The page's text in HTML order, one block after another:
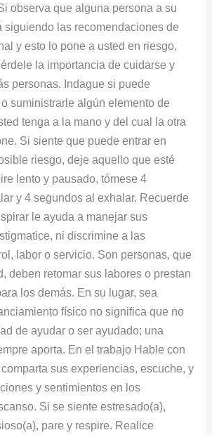
observa que alguna persona a su
siguiendo las recomendaciones de
y esto lo pone a usted en riesgo,
la importancia de cuidarse y
personas. Indague si puede
suministrarle algún elemento de
tenga a la mano y del cual la otra
Si siente que puede entrar en
riesgo, deje aquello que esté
lento y pausado, tómese 4
y 4 segundos al exhalar. Recuerde
le ayuda a manejar sus
ni discrimine a las
labor o servicio. Son personas, que
deben retomar sus labores o prestan
los demás. En su lugar, sea
físico no significa que no
de ayudar o ser ayudado; una
aporta. En el trabajo Hable con
sus experiencias, escuche, y
y sentimientos en los
Si se siente estresado(a),
pare y respire. Realice